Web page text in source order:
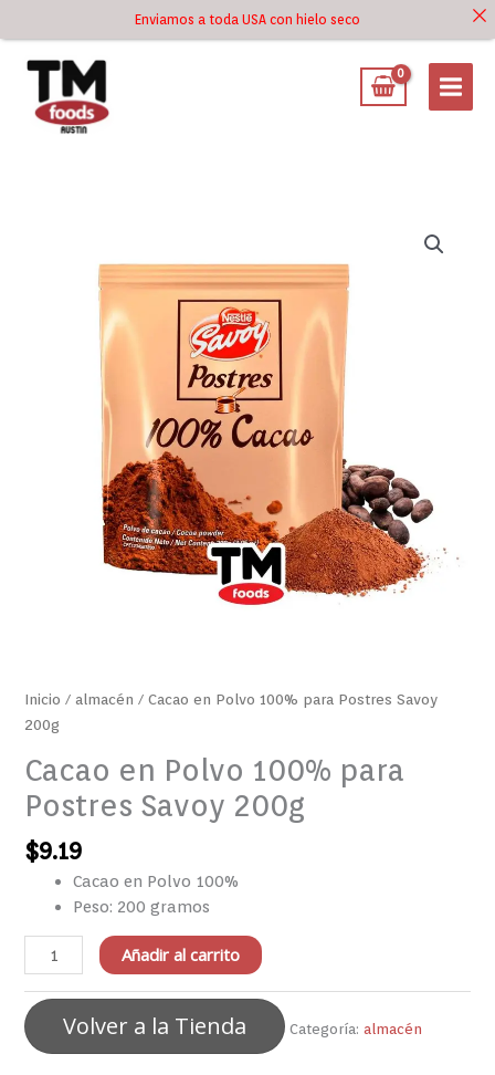
Enviamos a toda USA con hielo seco
al
contenido
Inicio /almacén / Cacao en Polvo 100% para Postres Savoy
200g
Cacao en Polvo 100% para
Postres Savoy 200g
$9.19
Cacao en Polvo 100%
Peso: 200 gramos
Añadir al carrito
Volver a la Tienda Categoría:almacén